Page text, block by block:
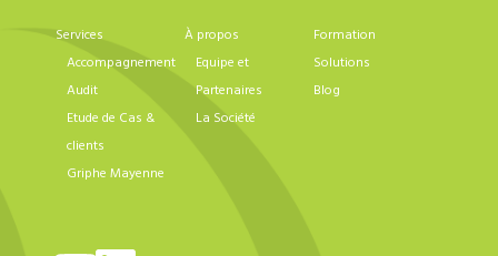
Services
Accompagnement
Audit
Etude de Cas &
clients
Griphe Mayenne
À propos
Equipe et
Partenaires
La Société
Formation
Solutions
Blog